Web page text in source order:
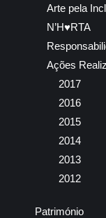
Arte pela
N’H♥RTA
Ações
2017
2016
2015
2014
2013
2012
Património